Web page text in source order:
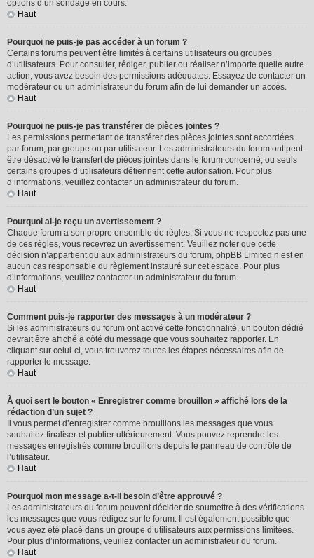
options d’un sondage en cours.
Haut
Pourquoi ne puis-je pas accéder à un forum ?
Certains forums peuvent être limités à certains utilisateurs ou groupes
d’utilisateurs. Pour consulter, rédiger, publier ou réaliser n’importe quelle autre
action, vous avez besoin des permissions adéquates. Essayez de contacter un
modérateur ou un administrateur du forum afin de lui demander un accès.
Haut
Pourquoi ne puis-je pas transférer de pièces jointes ?
Les permissions permettant de transférer des pièces jointes sont accordées
par forum, par groupe ou par utilisateur. Les administrateurs du forum ont peut-
être désactivé le transfert de pièces jointes dans le forum concerné, ou seuls
certains groupes d’utilisateurs détiennent cette autorisation. Pour plus
d’informations, veuillez contacter un administrateur du forum.
Haut
Pourquoi ai-je reçu un avertissement ?
Chaque forum a son propre ensemble de règles. Si vous ne respectez pas une
de ces règles, vous recevrez un avertissement. Veuillez noter que cette
décision n’appartient qu’aux administrateurs du forum, phpBB Limited n’est en
aucun cas responsable du règlement instauré sur cet espace. Pour plus
d’informations, veuillez contacter un administrateur du forum.
Haut
Comment puis-je rapporter des messages à un modérateur ?
Si les administrateurs du forum ont activé cette fonctionnalité, un bouton dédié
devrait être affiché à côté du message que vous souhaitez rapporter. En
cliquant sur celui-ci, vous trouverez toutes les étapes nécessaires afin de
rapporter le message.
Haut
À quoi sert le bouton « Enregistrer comme brouillon » affiché lors de la
rédaction d’un sujet ?
Il vous permet d’enregistrer comme brouillons les messages que vous
souhaitez finaliser et publier ultérieurement. Vous pouvez reprendre les
messages enregistrés comme brouillons depuis le panneau de contrôle de
l’utilisateur.
Haut
Pourquoi mon message a-t-il besoin d’être approuvé ?
Les administrateurs du forum peuvent décider de soumettre à des vérifications
les messages que vous rédigez sur le forum. Il est également possible que
vous ayez été placé dans un groupe d’utilisateurs aux permissions limitées.
Pour plus d’informations, veuillez contacter un administrateur du forum.
Haut